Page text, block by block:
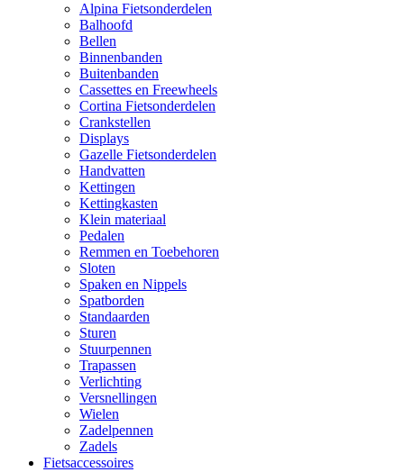
Alpina Fietsonderdelen
Balhoofd
Bellen
Binnenbanden
Buitenbanden
Cassettes en Freewheels
Cortina Fietsonderdelen
Crankstellen
Displays
Gazelle Fietsonderdelen
Handvatten
Kettingen
Kettingkasten
Klein materiaal
Pedalen
Remmen en Toebehoren
Sloten
Spaken en Nippels
Spatborden
Standaarden
Sturen
Stuurpennen
Trapassen
Verlichting
Versnellingen
Wielen
Zadelpennen
Zadels
Fietsaccessoires